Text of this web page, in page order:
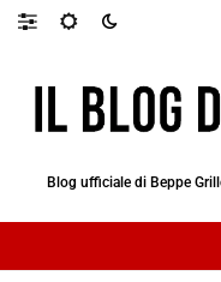
Blog ufficiale di Beppe